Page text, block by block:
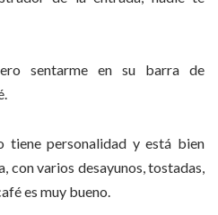
sentarme en su barra de
tiene personalidad y está bien
con varios desayunos, tostadas,
es muy bueno.